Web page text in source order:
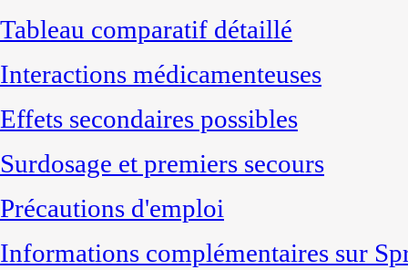
Tableau comparatif détaillé
Interactions médicamenteuses
Effets secondaires possibles
Surdosage et premiers secours
Précautions d'emploi
Informations complémentaires sur